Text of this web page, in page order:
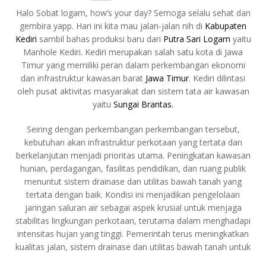
Halo Sobat logam, how’s your day? Semoga selalu sehat dan
gembira yapp. Hari ini kita mau jalan-jalan nih di Kabupaten
Kediri sambil bahas produksi baru dari Putra Sari Logam yaitu
Manhole Kediri. Kediri merupakan salah satu kota di Jawa
Timur yang memiliki peran dalam perkembangan ekonomi
dan infrastruktur kawasan barat Jawa Timur. Kediri dilintasi
oleh pusat aktivitas masyarakat dan sistem tata air kawasan
yaitu Sungai Brantas.
Seiring dengan perkembangan perkembangan tersebut,
kebutuhan akan infrastruktur perkotaan yang tertata dan
berkelanjutan menjadi prioritas utama. Peningkatan kawasan
hunian, perdagangan, fasilitas pendidikan, dan ruang publik
menuntut sistem drainase dan utilitas bawah tanah yang
tertata dengan baik. Kondisi ini menjadikan pengelolaan
jaringan saluran air sebagai aspek krusial untuk menjaga
stabilitas lingkungan perkotaan, terutama dalam menghadapi
intensitas hujan yang tinggi. Pemerintah terus meningkatkan
kualitas jalan, sistem drainase dan utilitas bawah tanah untuk